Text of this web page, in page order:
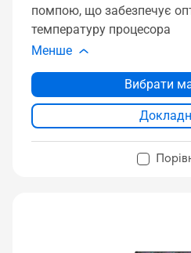
помпою, що забезпечує
температуру процесора
Менше
Вибрати